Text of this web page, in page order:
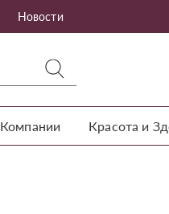
Новости
Компании Красота и